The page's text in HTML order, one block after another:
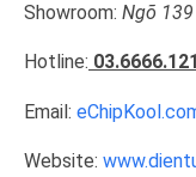
Showroom: Ngõ 139
Hotline:
Email:
Website: